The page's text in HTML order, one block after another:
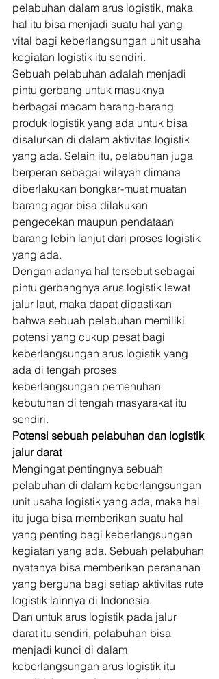
pelabuhan dalam arus logistik, maka
hal itu bisa menjadi suatu hal yang
vital bagi keberlangsungan unit usaha
kegiatan logistik itu sendiri.
Sebuah pelabuhan adalah menjadi
pintu gerbang untuk masuknya
berbagai macam barang-barang
produk logistik yang ada untuk bisa
disalurkan di dalam aktivitas logistik
yang ada. Selain itu, pelabuhan juga
berperan sebagai wilayah dimana
diberlakukan bongkar-muat muatan
barang agar bisa dilakukan
pengecekan maupun pendataan
barang lebih lanjut dari proses logistik
yang ada.
Dengan adanya hal tersebut sebagai
pintu gerbangnya arus logistik lewat
jalur laut, maka dapat dipastikan
bahwa sebuah pelabuhan memiliki
potensi yang cukup pesat bagi
keberlangsungan arus logistik yang
ada di tengah proses
keberlangsungan pemenuhan
kebutuhan di tengah masyarakat itu
sendiri.
Potensi sebuah pelabuhan dan logistik
jalur darat
Mengingat pentingnya sebuah
pelabuhan di dalam keberlangsungan
unit usaha logistik yang ada, maka hal
itu juga bisa memberikan suatu hal
yang penting bagi keberlangsungan
kegiatan yang ada. Sebuah pelabuhan
nyatanya bisa memberikan perananan
yang berguna bagi setiap aktivitas rute
logistik lainnya di Indonesia.
Dan untuk arus logistik pada jalur
darat itu sendiri, pelabuhan bisa
menjadi kunci di dalam
keberlangsungan arus logistik itu